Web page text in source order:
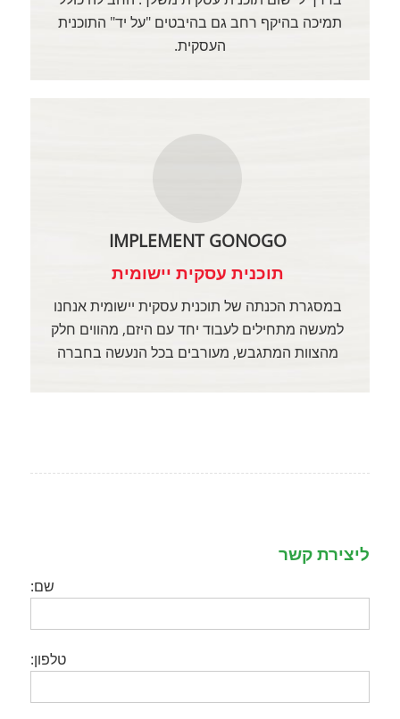
תמיכה בהיקף רחב גם בהיבטים "על יד" התוכנית
העסקית.
IMPLEMENT GONOGO
תוכנית עסקית יישומית
במסגרת הכנתה של תוכנית עסקית יישומית אנחנו
למעשה מתחילים לעבוד יחד עם היזם, מהווים חלק
מהצוות המתגבש, מעורבים בכל הנעשה בחברה
ליצירת קשר
שם:
טלפון: